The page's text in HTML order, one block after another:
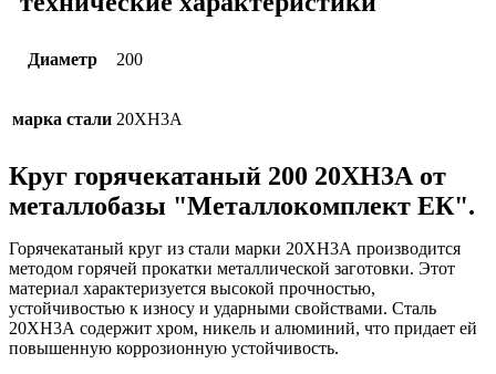
Диаметр 200
марка стали 20ХН3А
Круг горячекатаный 200 20ХН3А от
металлобазы "Металлокомплект ЕК".
Горячекатаный круг из стали марки 20ХН3А производится
методом горячей прокатки металлической заготовки. Этот
материал характеризуется высокой прочностью,
устойчивостью к износу и ударными свойствами. Сталь
20ХН3А содержит хром, никель и алюминий, что придает ей
повышенную коррозионную устойчивость.